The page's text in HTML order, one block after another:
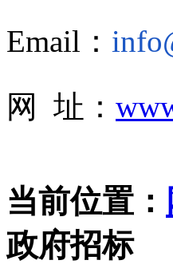
Email：
网 址：
当前位置：
政府招标